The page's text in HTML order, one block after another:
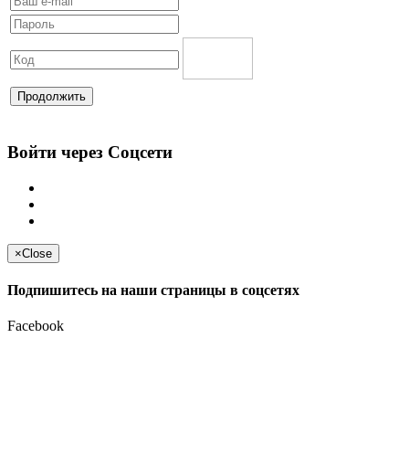
Продолжить
Войти через Соцсети
×Close
Подпишитесь на наши страницы в соцсетях
Facebook